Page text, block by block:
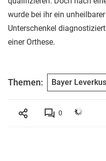
wurde bei ihr ein
Unterschenkel
einer Orthese.
Themen: Bayer
0